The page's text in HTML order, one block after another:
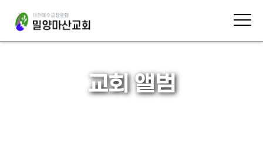
교회 앨범